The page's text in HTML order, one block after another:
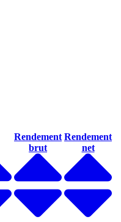
Rendement
brut
Rendement
net